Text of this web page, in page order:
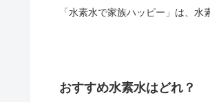
「水素水で家族ハッピー」は、
おすすめ水素水はどれ？